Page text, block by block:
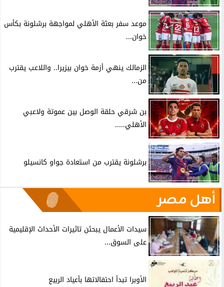
موعد سفر بعثة الأهلي لمواجهة برشلونة بكأس
خوان...
الزمالك ينهي أزمة خوان بيزيرا.. واللاعب يقترب
من...
بن شرقي حلقة الوصل بين عموتة ولاعبي
الأهلي.....
برشلونة يقترب من استعادة جواو كانسيلو
أهل مصر
سيدات الأعمال يبحثن تاثيرات الأحداث الإقليمية
على السوق...
الأوبرا تبدأ احتفالاتها بأعياد الربيع